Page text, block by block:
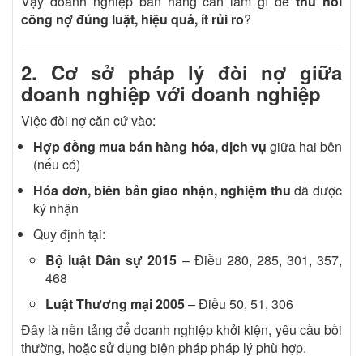
công nợ đúng luật, hiệu quả, ít rủi ro?
2. Cơ sở pháp lý đòi nợ giữa
doanh nghiệp với doanh nghiệp
Việc đòi nợ căn cứ vào:
Hợp đồng mua bán hàng hóa, dịch vụ giữa hai bên
(nếu có)
Hóa đơn, biên bản giao nhận, nghiệm thu đã được
ký nhận
Quy định tại:
Bộ luật Dân sự 2015 – Điều 280, 285, 301, 357,
468
Luật Thương mại 2005– Điều 50, 51, 306
Đây là nền tảng để doanh nghiệp khởi kiện, yêu cầu bồi
thường, hoặc sử dụng biện pháp pháp lý phù hợp.